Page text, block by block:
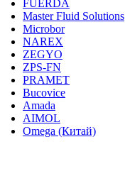
FUERDA
Master Fluid Solutions
Microbor
NAREX
ZEGYO
ZPS-FN
PRAMET
Bucovice
Amada
AIMOL
Omega (Китай)